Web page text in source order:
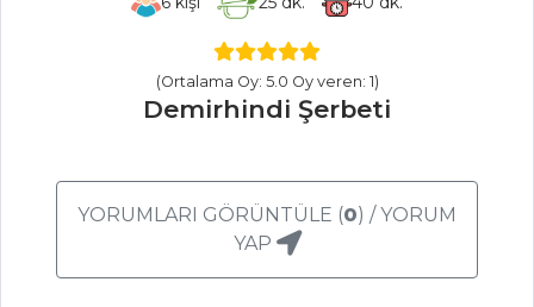
Çömlekte Levrek
İzmarit
Buğulama
Tüm Tarifleri
(Ortalama Oy: 5.0 Oy veren: 1)
Demirhindi Şerbeti
YORUMLARI GÖRÜNTÜLE (0) / YORUM
YAP